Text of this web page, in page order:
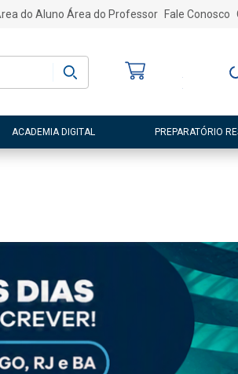
do Aluno Área do Professor Fale Conosco
Entre ou
ACADEMIA DIGITAL PREPARATÓRIO